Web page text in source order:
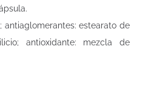
antiaglomerantes: estearato de
antioxidante: mezcla de